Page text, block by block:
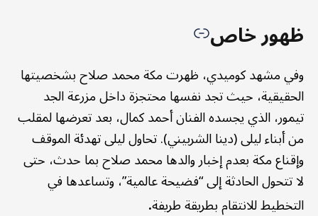
ظهور خاص
وفي مشهد كوميدي، ظهرت مكة محمد صلاح بشخصيتها
الحقيقية، حيث تجد نفسها محتجزة داخل مزرعة الجد
تيمور، الذي يجسده الفنان أحمد كمال، بعد تعرضها لمقلب
من أبناء ليلى (دينا الشربيني). تحاول ليلى تهدئة الموقف
وإقناع مكة بعدم إخبار والدها محمد صلاح بما حدث، حتى
لا تتحول الحادثة إلى “فضيحة عالمية”، وتساعدها في
التخطيط للانتقام بطريقة طريفة.